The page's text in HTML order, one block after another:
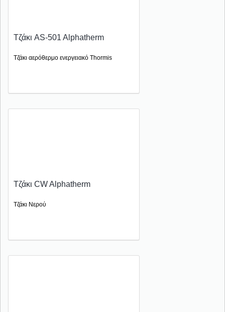
Τζάκι AS-501 Alphatherm
Τζάκι αερόθερμο ενεργειακό Thormis
Τζάκι CW Alphatherm
Τζάκι Νερού